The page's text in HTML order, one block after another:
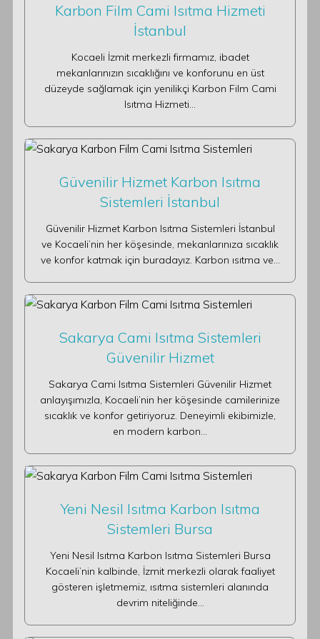
Karbon Film Cami Isıtma Hizmeti
İstanbul
Kocaeli İzmit merkezli firmamız, ibadet
mekanlarınızın sıcaklığını ve konforunu en üst
düzeyde sağlamak için yenilikçi Karbon Film Cami
Isıtma Hizmeti…
Güvenilir Hizmet Karbon Isıtma
Sistemleri İstanbul
Güvenilir Hizmet Karbon Isıtma Sistemleri İstanbul
ve Kocaeli’nin her köşesinde, mekanlarınıza sıcaklık
ve konfor katmak için buradayız. Karbon ısıtma ve…
Sakarya Cami Isıtma Sistemleri
Güvenilir Hizmet
Sakarya Cami Isıtma Sistemleri Güvenilir Hizmet
anlayışımızla, Kocaeli’nin her köşesinde camilerinize
sıcaklık ve konfor getiriyoruz. Deneyimli ekibimizle,
en modern karbon…
Yeni Nesil Isıtma Karbon Isıtma
Sistemleri Bursa
Yeni Nesil Isıtma Karbon Isıtma Sistemleri Bursa
Kocaeli’nin kalbinde, İzmit merkezli olarak faaliyet
gösteren işletmemiz, ısıtma sistemleri alanında
devrim niteliğinde…